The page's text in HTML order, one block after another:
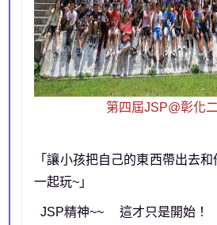
第四屆JSP@彰化
「讓小孩把自己的東西帶出去
一起玩~」
JSP精神~~ 這才只是開始！